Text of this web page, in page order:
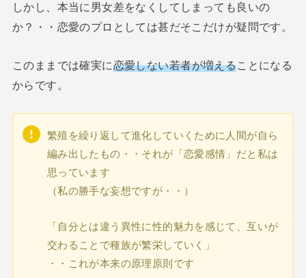
しかし、本当に男女差をなくしてしまっても良いの
か？・・恋愛のプロとしては甚だそこだけが疑問です。
このままでは確実に恋愛しない若者が増えることになる
からです。
繁殖を繰り返して進化していくために人間が自ら
編み出したもの・・それが「恋愛感情」だと私は
思っています
（私の勝手な妄想ですが・・）
「自分とは違う異性に性的魅力を感じて、互いが
交わることで種族が繁栄していく」
・・これが本来の原理原則です